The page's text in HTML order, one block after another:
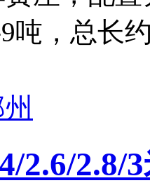
吨，总长
2.6/2.8/